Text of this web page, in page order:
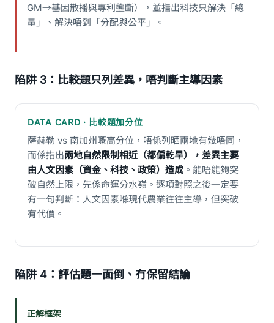
GM→基因散播與專利壟斷），並指出科技只解決「總
量」、解決唔到「分配與公平」。
陷阱 3：比較題只列差異，唔判斷主導因素
DATA CARD · 比較題加分位
薩赫勒 vs 南加州嘅高分位，唔係列晒兩地有幾唔同，
而係指出兩地自然限制相近（都偏乾旱），差異主要
由人文因素（資金、科技、政策）造成 。能唔能夠突
破自然上限，先係命運分水嶺。逐項對照之後一定要
有一句判斷：人文因素喺現代農業往往主導，但突破
有代價。
陷阱 4：評估題一面倒、冇保留結論
正解框架